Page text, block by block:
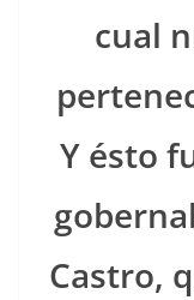
cual
Y ésto
Cas­tro,